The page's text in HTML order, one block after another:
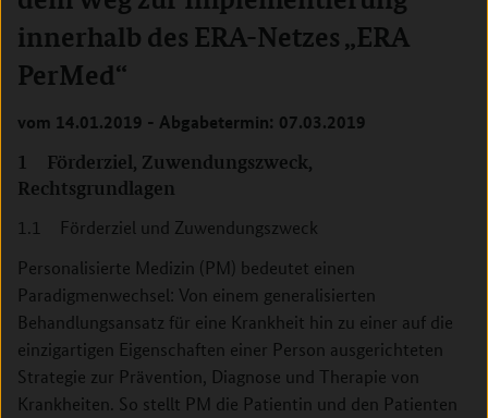
innerhalb des ERA-Netzes „ERA
PerMed“
vom 14.01.2019 - Abgabetermin: 07.03.2019
1 Förderziel, Zuwendungszweck,
Rechtsgrundlagen
1.1 Förderziel und Zuwendungszweck
Personalisierte Medizin (PM) bedeutet einen
Paradigmenwechsel: Von einem generalisierten
Behandlungsansatz für eine Krankheit hin zu einer auf die
einzigartigen Eigenschaften einer Person ausgerichteten
Strategie zur Prävention, Diagnose und Therapie von
Krankheiten. So stellt PM die Patientin und den Patienten